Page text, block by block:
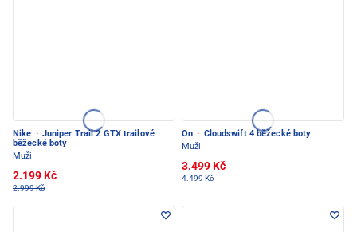
Nike · Juniper Trail 2 GTX trailové
běžecké boty
Muži
2.199 Kč
2.999 Kč
On · Cloudswift 4 běžecké boty
Muži
3.499 Kč
4.499 Kč